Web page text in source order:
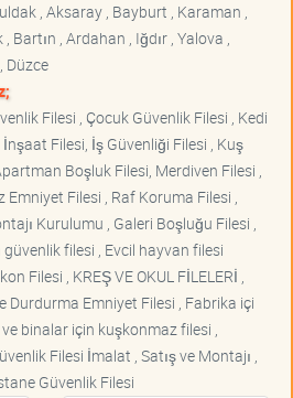
, Aksaray , Bayburt , Karaman ,
, Bartın , Ardahan , Iğdır , Yalova ,
Düzce
Filesi , Çocuk Güvenlik Filesi , Kedi
Filesi, İş Güvenliği Filesi , Kuş
Boşluk Filesi, Merdiven Filesi ,
Emniyet Filesi , Raf Koruma Filesi ,
Kurulumu , Galeri Boşluğu Filesi ,
filesi , Evcil hayvan filesi
Filesi , KREŞ VE OKUL FİLELERİ ,
Durdurma Emniyet Filesi , Fabrika içi
binalar için kuşkonmaz filesi ,
Filesi İmalat , Satış ve Montajı ,
Güvenlik Filesi